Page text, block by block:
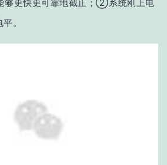
够更快更可靠地截止；②系统刚上电
。